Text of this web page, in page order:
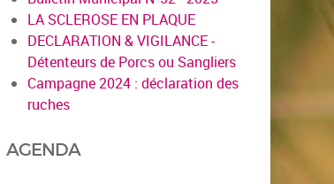
LA SCLEROSE EN PLAQUE
DECLARATION & VIGILANCE -
Détenteurs de Porcs ou Sangliers
Campagne 2024 : déclaration des
ruches
AGENDA